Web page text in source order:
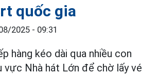
quốc gia
2025 - 09:31
hàng kéo dài qua nhiều con
vực Nhà hát Lớn để chờ lấy vé